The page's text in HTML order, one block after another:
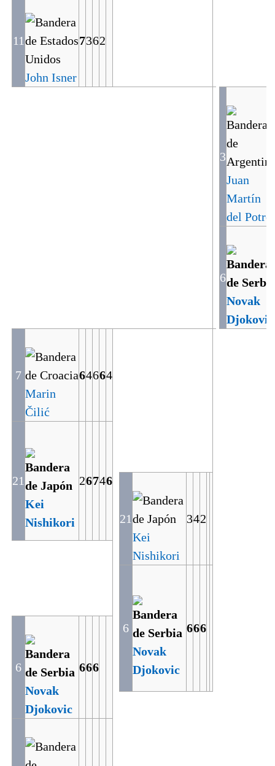
11
John Isner
7362
3
Juan
Martín
del Potro
6
Novak
Djokovic
7
Marin
Čilić
64664
21
Kei
Nishikori
26746
21
Kei
Nishikori
342
6
Novak
Djokovic
666
6
Novak
Djokovic
666